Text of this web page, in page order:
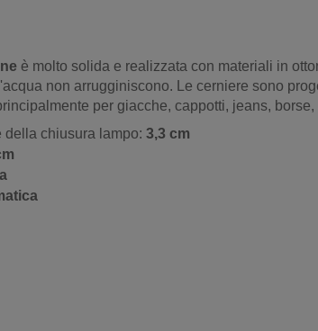
è molto solida e realizzata con materiali in
non arrugginiscono. Le cerniere sono
per giacche, cappotti, jeans, borse,
della chiusura lampo: 3,3 cm